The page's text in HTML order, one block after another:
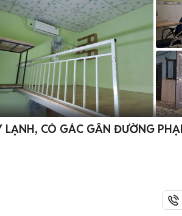
LẠNH, CÓ GÁC GẦN ĐƯỜNG